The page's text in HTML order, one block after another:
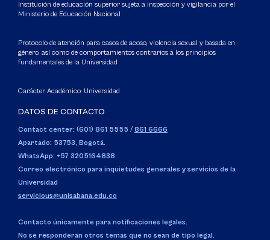
Institución de educación superior sujeta a inspección y vigilancia por el
Ministerio de Educación Nacional
Protocolo de atención para casos de acoso, violencia sexual y basada en
género, así como de comportamientos contrarios a los principios
fundamentales de la Universidad
Carácter Académico: Universidad
DATOS DE CONTACTO
Contact center: (601) 861 5555 / 861 6666
Apartado: 53753, Bogotá.
WhatsApp: +57 3205164838
Correo electrónico para inquietudes generales y servicios de la
Universidad
servicious@unisabana.edu.co
Contacto únicamente para notificaciones legales.
No se responderán otros temas que no sean de tipo legal.